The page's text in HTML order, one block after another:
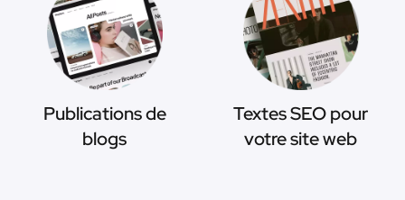
Publications de
blogs
Textes SEO pour
votre site web